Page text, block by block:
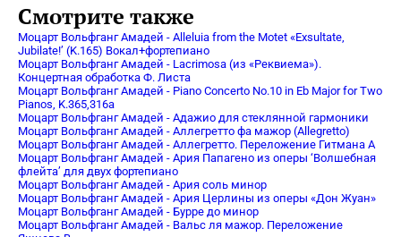
Смотрите также
Моцарт Вольфганг Амадей - Alleluia from the Motet «Exsultate,
Jubilate!’ (K.165) Вокал+фортепиано
Моцарт Вольфганг Амадей - Lacrimosa (из «Реквиема»).
Концертная обработка Ф. Листа
Моцарт Вольфганг Амадей - Piano Concerto No.10 in Eb Major for Two
Pianos, K.365,316a
Моцарт Вольфганг Амадей - Адажио для стеклянной гармоники
Моцарт Вольфганг Амадей - Аллегретто фа мажор (Allegretto)
Моцарт Вольфганг Амадей - Аллегретто. Переложение Гитмана А
Моцарт Вольфганг Амадей - Ария Папагено из оперы ‘Волшебная
флейта’ для двух фортепиано
Моцарт Вольфганг Амадей - Ария соль минор
Моцарт Вольфганг Амадей - Ария Церлины из оперы «Дон Жуан»
Моцарт Вольфганг Амадей - Бурре до минор
Моцарт Вольфганг Амадей - Вальс ля мажор. Переложение